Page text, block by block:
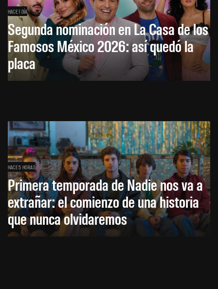
HACE 1 DÍA
Segunda nominación en La Casa de los
Famosos México 2026: así quedó la
placa
HACE 5 HORAS
Primera temporada de Nadie nos va a
extrañar: el comienzo de una historia
que nunca olvidaremos